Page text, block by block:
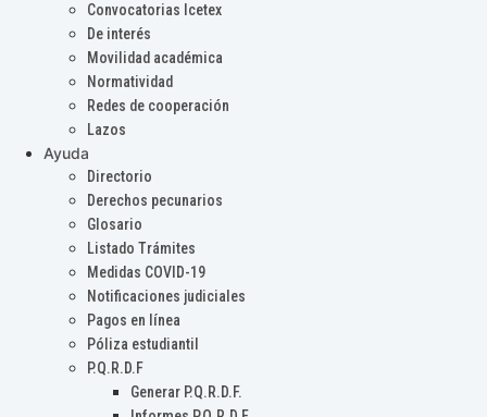
Convocatorias Icetex
De interés
Movilidad académica
Normatividad
Redes de cooperación
Lazos
Ayuda
Directorio
Derechos pecunarios
Glosario
Listado Trámites
Medidas COVID-19
Notificaciones judiciales
Pagos en línea
Póliza estudiantil
P.Q.R.D.F
Generar P.Q.R.D.F.